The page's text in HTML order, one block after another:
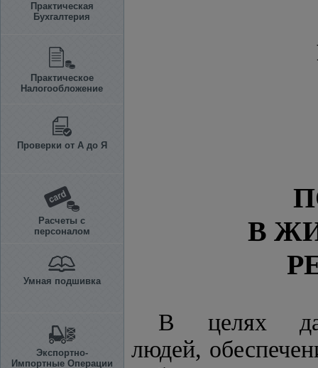
Практическая
Бухгалтерия
Практическое
Налогообложение
Проверки от А до Я
Расчеты с
персоналом
Умная подшивка
Экспортно-
Импортные Операции
В
В целях
людей,